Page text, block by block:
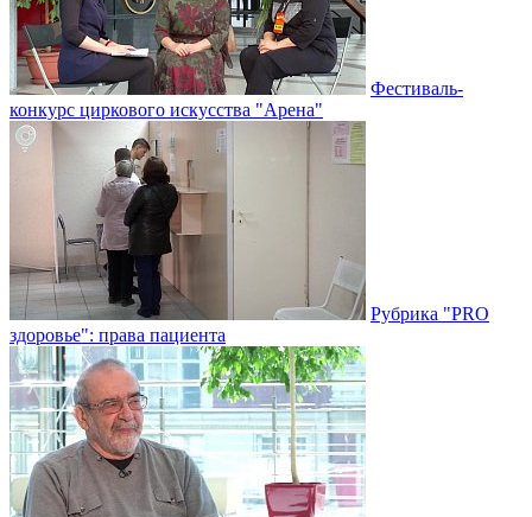
Фестиваль-
конкурс циркового искусства "Арена"
Рубрика "PRO
здоровье": права пациента